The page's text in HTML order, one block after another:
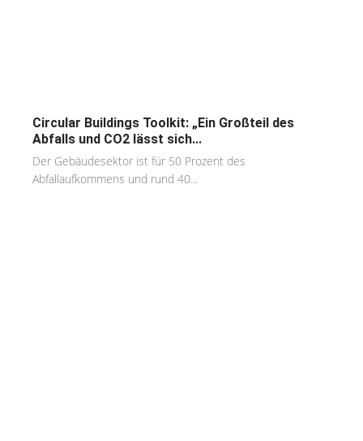
Circular Buildings Toolkit: „Ein Großteil des
Abfalls und CO2 lässt sich...
Der Gebäudesektor ist für 50 Prozent des
Abfallaufkommens und rund 40...